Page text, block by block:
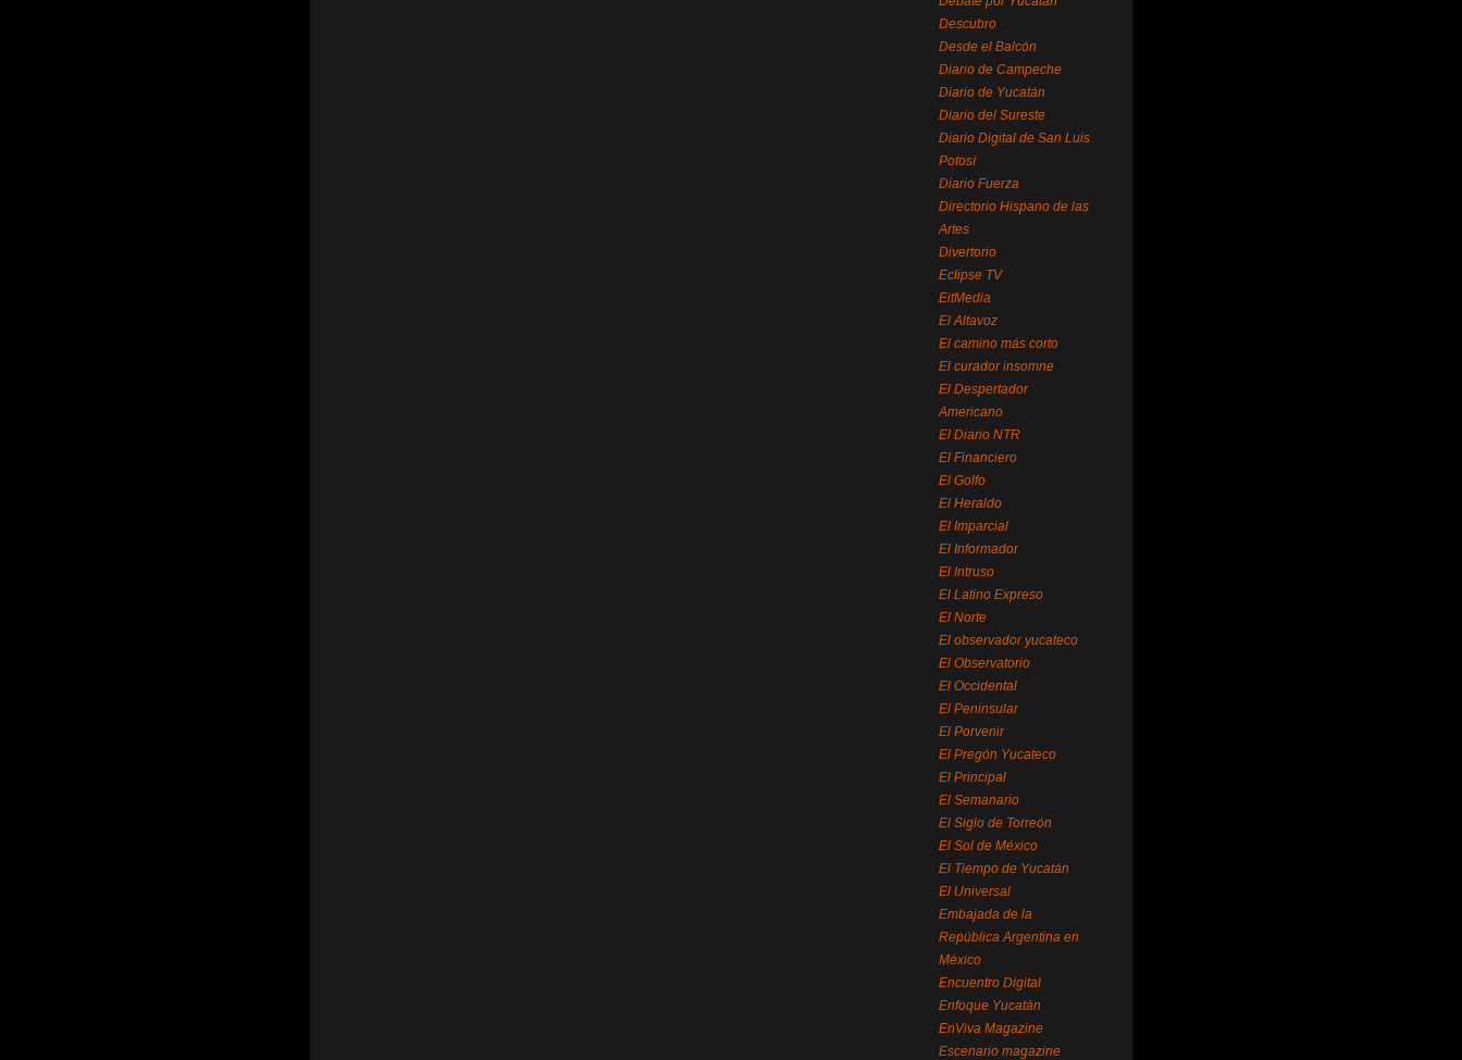
Descubro
Desde el Balcón
Diario de Campeche
Diario de Yucatán
Diario del Sureste
Diario Digital de San Luis
Potosí
Diario Fuerza
Directorio Hispano de las
Artes
Divertorio
Eclipse TV
EitMedia
El Altavoz
El camino más corto
El curador insomne
El Despertador
Americano
El Diario NTR
El Financiero
El Golfo
El Heraldo
El Imparcial
El Informador
El Intruso
El Latino Expreso
El Norte
El observador yucateco
El Observatorio
El Occidental
El Peninsular
El Porvenir
El Pregón Yucateco
El Principal
El Semanario
El Siglo de Torreón
El Sol de México
El Tiempo de Yucatán
El Universal
Embajada de la
República Argentina en
México
Encuentro Digital
Enfoque Yucatán
EnViva Magazine
Escenario magazine